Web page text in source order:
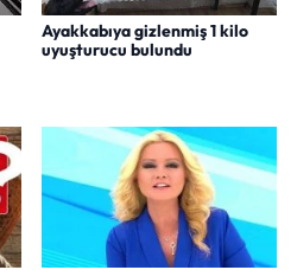
Ayakkabıya gizlenmiş 1 kilo
uyuşturucu bulundu